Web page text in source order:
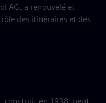
AG, a renouvelé et
des itinéraires et des